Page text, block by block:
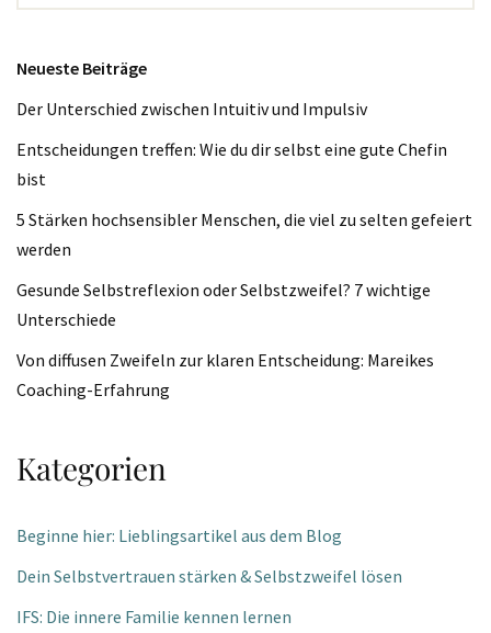
Neueste Beiträge
Der Unterschied zwischen Intuitiv und Impulsiv
Entscheidungen treffen: Wie du dir selbst eine gute Chefin
bist
5 Stärken hochsensibler Menschen, die viel zu selten gefeiert
werden
Gesunde Selbstreflexion oder Selbstzweifel? 7 wichtige
Unterschiede
Von diffusen Zweifeln zur klaren Entscheidung: Mareikes
Coaching-Erfahrung
Kategorien
Beginne hier: Lieblingsartikel aus dem Blog
Dein Selbstvertrauen stärken & Selbstzweifel lösen
IFS: Die innere Familie kennen lernen